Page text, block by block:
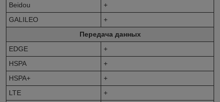
Beidou
+
GALILEO
+
Передача данных
EDGE
+
HSPA
+
HSPA+
+
LTE
+